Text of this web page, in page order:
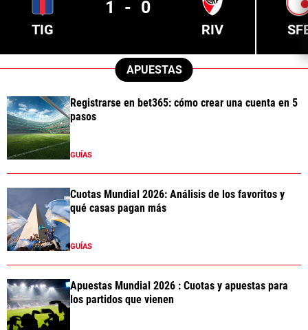
TIG
1 - 0
RIV
APUESTAS
Registrarse en bet365: cómo crear una cuenta en 5
pasos
GUÍAS
Cuotas Mundial 2026: Análisis de los favoritos y
qué casas pagan más
GUÍAS
Apuestas Mundial 2026 : Cuotas y apuestas para
los partidos que vienen